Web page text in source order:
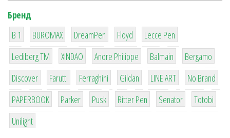
Бренд
B 1
1
BUROMAX
1
DreamPen
2
Floyd
2
Lecce Pen
3
Lediberg ТМ
3
XINDAO
1
Andre Philippe
4
Balmain
26
Bergamo
64
Discover
299
Farutti
4
Ferraghini
42
Gildan
4
LINE ART
90
No Brand
8
PAPERBOOK
6
Parker
2
Pusk
22
Ritter Pen
15
Senator
43
Totobi
1
Unilight